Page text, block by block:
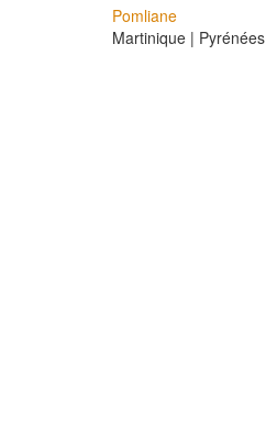
Pomliane
Martinique | Pyrénées